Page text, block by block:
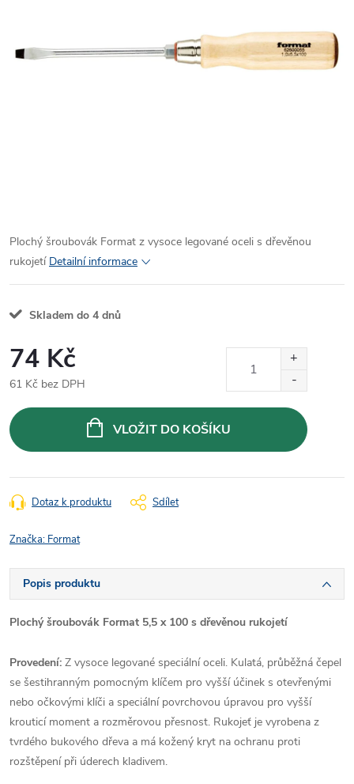
Plochý šroubovák Format z vysoce legované oceli s dřevěnou
rukojetí Detailní informace
Skladem do 4 dnů
74 Kč
61 Kč bez DPH
cena:
VLOŽIT DO KOŠÍKU
Dotaz k produktu Sdílet
Značka: Format
Popis produktu
Plochý šroubovák Format 5,5 x 100 s dřevěnou rukojetí
Provedení: Z vysoce legované speciální oceli. Kulatá, průběžná čepel
se šestihranným pomocným klíčem pro vyšší účinek s otevřenými
nebo očkovými klíči a speciální povrchovou úpravou pro vyšší
krouticí moment a rozměrovou přesnost. Rukojeť je vyrobena z
tvrdého bukového dřeva a má kožený kryt na ochranu proti
rozštěpení při úderech kladivem.